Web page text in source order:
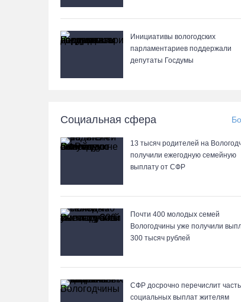
Инициативы вологодских
парламентариев поддержали
депутаты Госдумы
Социальная сфера
13 тысяч родителей на
получили ежегодную семейную
выплату от СФР
Почти 400 молодых семей
Вологодчины уже получили
300 тысяч рублей
СФР досрочно перечислит часть
социальных выплат жителям